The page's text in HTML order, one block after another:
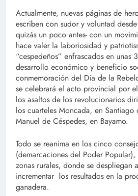
Actualmente, nuevas páginas de
escriben con sudor y voluntad
quizás un poco antes- con un
hace valer la laboriosidad y
“cespedeños” enfrascados en unas
desarrollo económico y beneficio
conmemoración del Día de la
se celebrará el acto provincial por
los asaltos de los revolucionarios
los cuarteles Moncada, en
Manuel de Céspedes, en Bayamo.
Todo se reanima en los cinco
(demarcaciones del Poder
zonas rurales, donde se despliegan
incrementar los resultados en la
ganadera.